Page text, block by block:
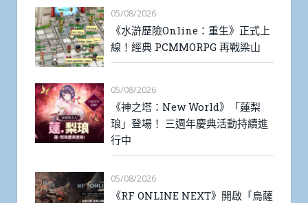
05/08/2026
《水滸歷險Online：重生》正式上
線！經典 PCMMORPG 再戰梁山
05/08/2026
《神之塔：New World》「蓮梨
琅」登場！ 三週年慶典活動持續進
行中
05/08/2026
《RF ONLINE NEXT》開啟「烏薩